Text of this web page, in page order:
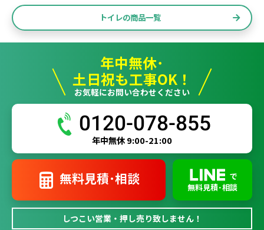
トイレの商品一覧
年中無休･
土日祝も工事OK！
お気軽にお問い合わせください
0120-078-855
年中無休 9:00-21:00
無料見積･相談
で
無料見積･相談
しつこい営業・押し売り致しません！